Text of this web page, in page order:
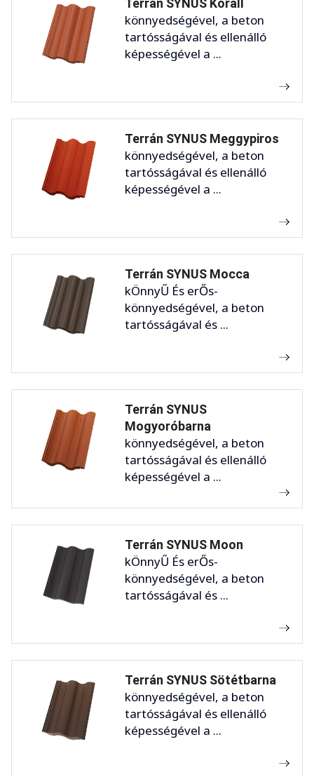
könnyedségével, a beton
tartósságával és ellenálló
képességével a ...
Terrán SYNUS Meggypiros
könnyedségével, a beton
tartósságával és ellenálló
képességével a ...
Terrán SYNUS Mocca
kÖnnyŰ És erŐs-
könnyedségével, a beton
tartósságával és ...
Terrán SYNUS
Mogyoróbarna
könnyedségével, a beton
tartósságával és ellenálló
képességével a ...
Terrán SYNUS Moon
kÖnnyŰ És erŐs-
könnyedségével, a beton
tartósságával és ...
Terrán SYNUS Sötétbarna
könnyedségével, a beton
tartósságával és ellenálló
képességével a ...